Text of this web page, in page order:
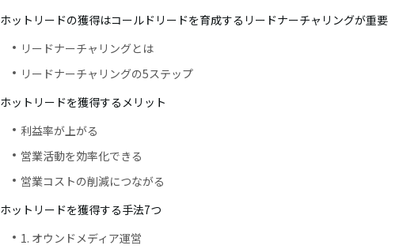
ホットリードの獲得はコールドリードを育成するリードナーチャリングが重要
リードナーチャリングとは
リードナーチャリングの5ステップ
ホットリードを獲得するメリット
利益率が上がる
営業活動を効率化できる
営業コストの削減につながる
ホットリードを獲得する手法7つ
1. オウンドメディア運営